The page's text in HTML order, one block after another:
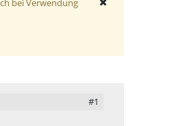
bei Verwendung
#1